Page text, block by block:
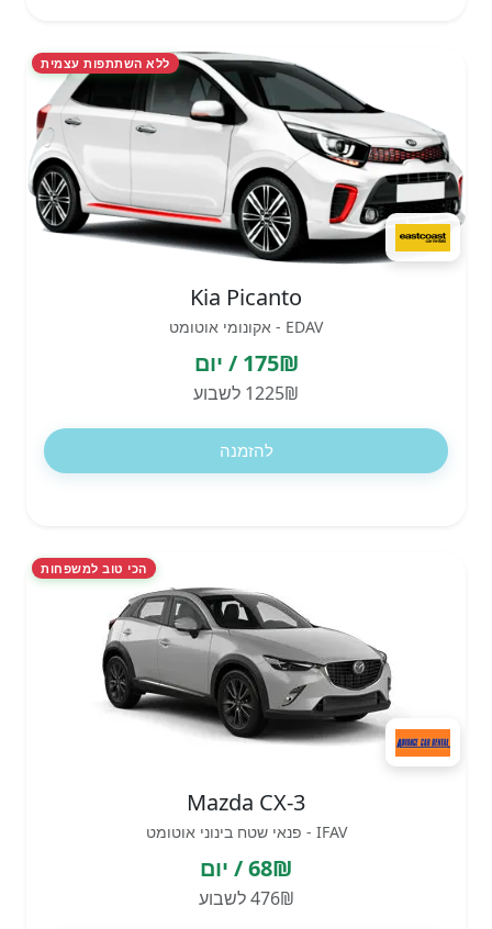
ללא השתתפות עצמית
Kia Picanto
EDAV - אקונומי אוטומט
175₪ / יום
1225₪ לשבוע
להזמנה
הכי טוב למשפחות
Mazda CX-3
IFAV - פנאי שטח בינוני אוטומט
68₪ / יום
476₪ לשבוע